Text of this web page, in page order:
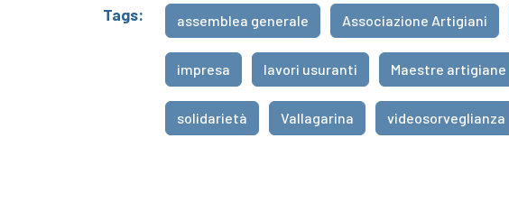
Tags: assemblea generale Associazione Artigiani
impresa lavori usuranti Maestre artigiane
solidarietà Vallagarina videosorveglianza